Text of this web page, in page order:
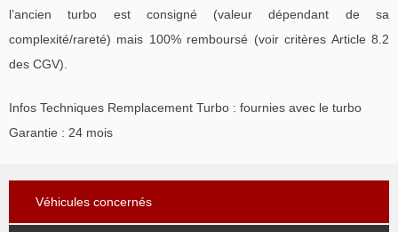
l’ancien turbo est consigné (valeur dépendant de sa
complexité/rareté) mais 100% remboursé (voir critères Article 8.2
des CGV).
Infos Techniques Remplacement Turbo : fournies avec le turbo
Garantie : 24 mois
Véhicules concernés